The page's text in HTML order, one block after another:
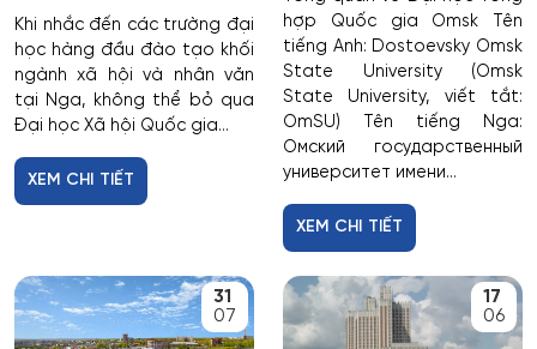
Xã hội học
Điện năng và Kỹ thuật điện
Điện tử và điện tử nano
Địa chất ứng dụng
Du lịch
Du lịch nghỉ dưỡng và hoạt động giải trí
Dân tộc học
Dược công nghiệp
Khi nhắc đến các trường đại
học hàng đầu đào tạo khối
ngành xã hội và nhân văn
tại Nga, không thể bỏ qua
Đại học Xã hội Quốc gia...
XEM CHI TIẾT
hợp Quốc gia Omsk Tên
tiếng Anh: Dostoevsky Omsk
State University (Omsk
State University, viết tắt:
OmSU) Tên tiếng Nga:
Омский государственный
университет имени...
XEM CHI TIẾT
31
07
17
06